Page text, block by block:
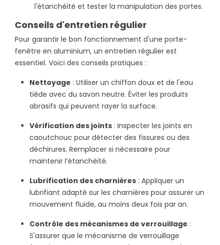
l'étanchéité et tester la manipulation des portes.
Conseils d'entretien régulier
Pour garantir le bon fonctionnement d'une porte-
fenêtre en aluminium, un entretien régulier est
essentiel. Voici des conseils pratiques :
Nettoyage : Utiliser un chiffon doux et de l'eau
tiède avec du savon neutre. Éviter les produits
abrasifs qui peuvent rayer la surface.
Vérification des joints : Inspecter les joints en
caoutchouc pour détecter des fissures ou des
déchirures. Remplacer si nécessaire pour
maintenir l’étanchéité.
Lubrification des charnières : Appliquer un
lubrifiant adapté sur les charnières pour assurer un
mouvement fluide, au moins deux fois par an.
Contrôle des mécanismes de verrouillage :
S'assurer que le mécanisme de verrouillage